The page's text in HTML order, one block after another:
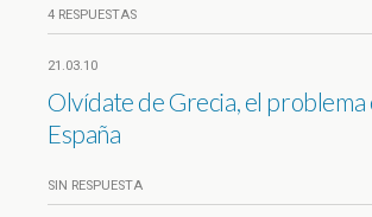
4 RESPUESTAS
21.03.10
Olvídate de Grecia, el problema
España
SIN RESPUESTA